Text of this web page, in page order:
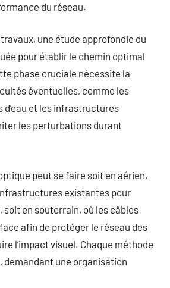
du réseau.
une étude approfondie du
pour établir le chemin optimal
phase cruciale nécessite la
éventuelles, comme les
d’eau et les infrastructures
les perturbations durant
peut se faire soit en aérien,
existantes pour
en souterrain, où les câbles
afin de protéger le réseau des
l’impact visuel. Chaque méthode
demandant une organisation